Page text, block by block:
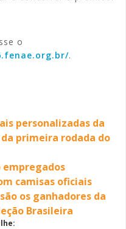
o
.
personalizadas da
primeira rodada do
empregados
camisas oficiais
os ganhadores da
Brasileira